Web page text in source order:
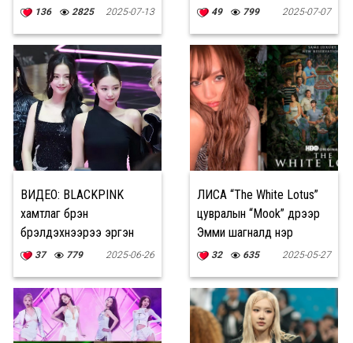
136 2825 2025-07-13
нээж, тайзнаа эргэн
49 799 2025-07-07
ВИДЕО: BLACKPINK
хамтлаг бүрэн
бүрэлдэхүүнээрээ эргэн
ирэлтээ хийхээр аялан
цацлаа
37 779 2025-06-26
ЛИСА “The White Lotus”
цувралын “Mook” дүрээр
Эмми шагналд нэр
дэвших үү
32 635 2025-05-27